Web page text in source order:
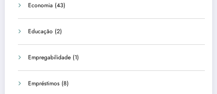
Economia (43)
Educação (2)
Empregabilidade (1)
Empréstimos (8)